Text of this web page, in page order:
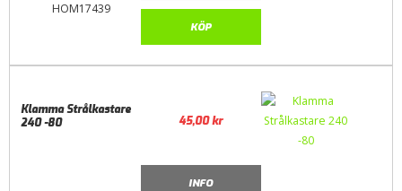
HOM17439
KÖP
Klamma Strålkastare
240 -80
45,00kr
INFO